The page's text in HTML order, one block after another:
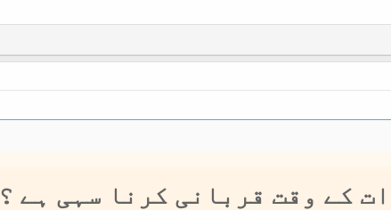
کے وقت قربانی کرنا سہی ہے ؟